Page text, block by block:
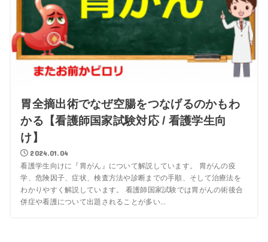
胃全摘出術でなぜ空腸をつなげるのかもわ
かる【看護師国家試験対応 / 看護学生向
け】
2024.01.04
看護学生向けに『胃がん』について解説しています。 胃がんの疫
学、危険因子、症状、検査方法や診断までの手順、そして治療法を
わかりやすく解説しています。 看護師国家試験では胃がんの術後合
併症や看護について出題されることが多い...